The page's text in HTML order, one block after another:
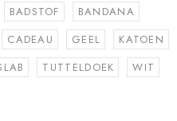
BADSTOF
BANDANA
CADEAU GEEL
KATOEN
TUTTELDOEK WIT